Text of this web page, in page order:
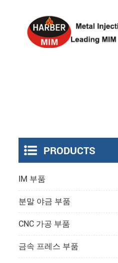
PRODUCTS
IM 부품
분말 야금 부품
CNC 가공 부품
금속 프레스 부품